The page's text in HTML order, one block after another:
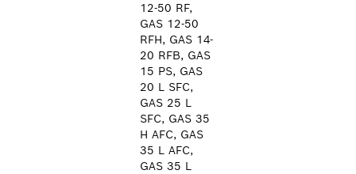
12-50 RF,
GAS 12-50
RFH, GAS 14-
20 RFB, GAS
15 PS, GAS
20 L SFC,
GAS 25 L
SFC, GAS 35
H AFC, GAS
35 L AFC,
GAS 35 L